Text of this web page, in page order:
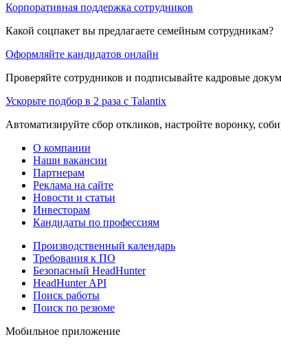
Корпоративная поддержка сотрудников
Какой соцпакет вы предлагаете семейным сотрудникам?
Оформляйте кандидатов онлайн
Проверяйте сотрудников и подписывайте кадровые
Ускорьте подбор в 2 раза с Talantix
Автоматизируйте сбор откликов, настройте воронку,
О компании
Наши вакансии
Партнерам
Реклама на сайте
Новости и статьи
Инвесторам
Кандидаты по профессиям
Производственный календарь
Требования к ПО
Безопасный HeadHunter
HeadHunter API
Поиск работы
Поиск по резюме
Мобильное приложение